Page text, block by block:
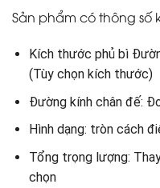
Sản phẩm có thông số
Kích thước phủ bì
(Tùy chọn kích thước)
Đường kính chân đế:
Hình dạng: tròn cách
Tổng trọng lượng:
chọn